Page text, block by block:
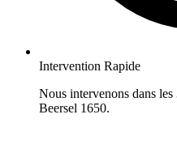
Intervention Rapide
Nous intervenons dans
Beersel 1650.